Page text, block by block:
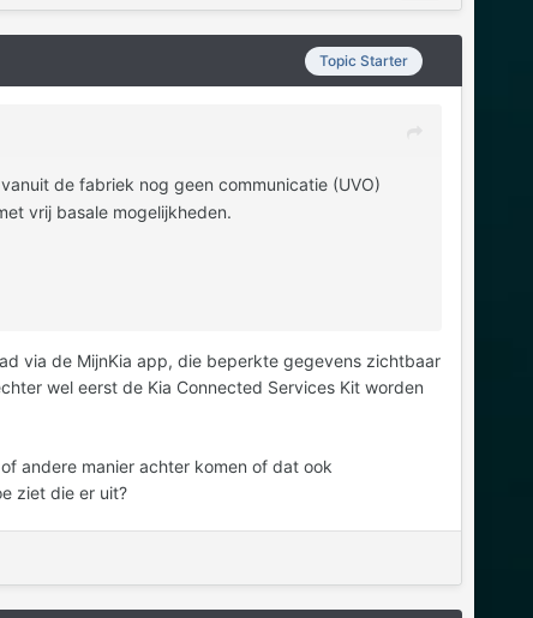
Topic Starter
de fabriek nog geen communicatie (UVO)
vrij basale mogelijkheden.
via de MijnKia app, die beperkte gegevens zichtbaar
wel eerst de Kia Connected Services Kit worden
andere manier achter komen of dat ook
ziet die er uit?